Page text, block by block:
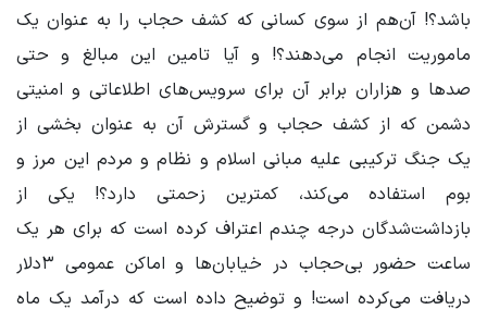
باشد؟! آن‌هم از سوی کسانی که کشف حجاب را به عنوان یک
ماموریت انجام می‌دهند؟! و آیا تامین این مبالغ و حتی
صدها و هزاران برابر آن برای سرویس‌های اطلاعاتی و امنیتی
دشمن که از کشف حجاب و گسترش آن به عنوان بخشی از
یک جنگ ترکیبی علیه مبانی اسلام و نظام و مردم این مرز و
بوم استفاده می‌کند، کمترین زحمتی دارد؟! یکی از
بازداشت‌شدگان درجه چندم اعتراف کرده است که برای هر یک
ساعت حضور بی‌حجاب در خیابان‌ها و اماکن عمومی ۳دلار
دریافت می‌کرده است! و توضیح داده است که درآمد یک ماه